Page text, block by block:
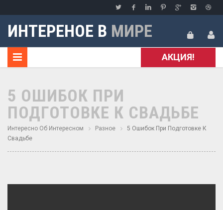
ИНТЕРЕНОЕ В МИРЕ
АКЦИЯ!
5 ОШИБОК ПРИ
ПОДГОТОВКЕ К СВАДЬБЕ
Интересно Об Интересном Разное
5 Ошибок При Подготовке К
Свадьбе